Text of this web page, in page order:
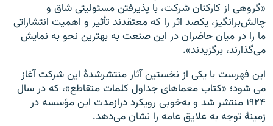
«گروهی از کارکنان شرکت، با پذیرفتن مسئولیتی شاق و
چالش‌برانگیز، یکصد اثر را که معتقدند تأثیر و اهمیت انتشاراتی
ما را در میان حاضران در این صنعت به بهترین نحو به نمایش
می‌گذارند، برگزیدند».
این فهرست با یکی از نخستین آثار منتشرشدهٔ این شرکت آغاز
می شود؛ «کتاب معماهای جداول کلمات متقاطع»، که در سال
۱۹۲۴ منتشر شد و به‌خوبی رویکرد درازمدت این مؤسسه در
زمینهٔ توجه به علایق عامه را نشان می‌دهد.